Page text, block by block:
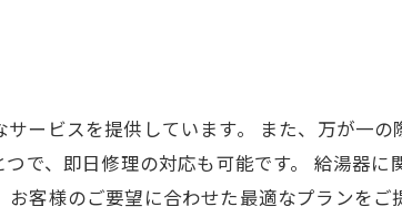
ービスを提供しています。 また、万が一
で、即日修理の対応も可能です。 給湯器
客様のご要望に合わせた最適なプランをご